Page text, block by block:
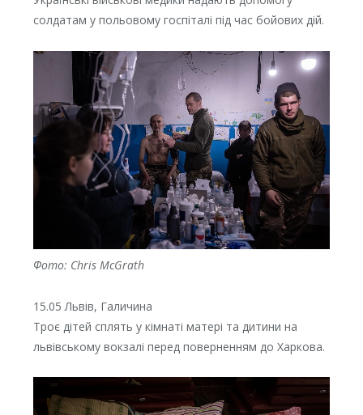
солдатам у польовому госпіталі під час бойових дій.
Фото: Chris McGrath
15.05 Львів, Галичина
Троє дітей сплять у кімнаті матері та дитини на
львівському вокзалі перед поверненням до Харкова.